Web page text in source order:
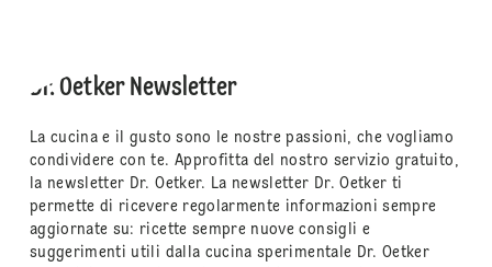
Dr. Oetker Newsletter
La cucina e il gusto sono le nostre passioni, che vogliamo
condividere con te. Approfitta del nostro servizio gratuito,
la newsletter Dr. Oetker. La newsletter Dr. Oetker ti
permette di ricevere regolarmente informazioni sempre
aggiornate su: ricette sempre nuove consigli e
suggerimenti utili dalla cucina sperimentale Dr. Oetker